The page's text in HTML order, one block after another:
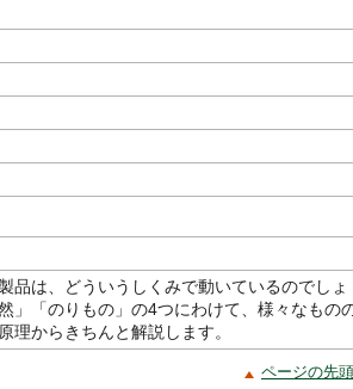
品は、どういうしくみで動いているのでしょ
」「のりもの」の4つにわけて、様々なもの
理からきちんと解説します。
ページの先